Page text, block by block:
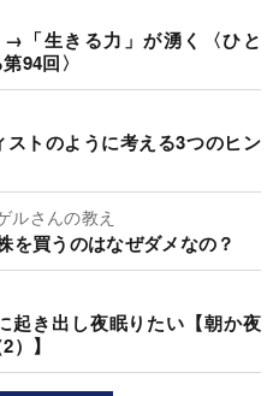
「生きる力」が湧く〈ひと
94回〉
ストのように考える3つのヒン
ルさんの教え
を買うのはなぜダメなの？
起き出し夜眠りたい【朝か夜
）】